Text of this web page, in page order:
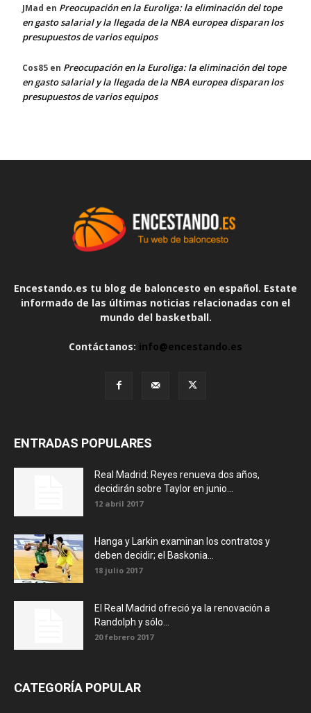
JMad en Preocupación en la Euroliga: la eliminación del tope
en gasto salarial y la llegada de la NBA europea disparan los
presupuestos de varios equipos
Cos85 en Preocupación en la Euroliga: la eliminación del tope
en gasto salarial y la llegada de la NBA europea disparan los
presupuestos de varios equipos
Encestando.es tu blog de baloncesto en español. Estate
informado de las últimas noticias relacionadas con el
mundo del basketball.
Contáctanos: info@encestando.es
ENTRADAS POPULARES
Real Madrid: Reyes renueva dos años,
decidirán sobre Taylor en junio...
12 abril 2017
Hanga y Larkin examinan los contratos y
deben decidir; el Baskonia...
18 julio 2017
El Real Madrid ofreció ya la renovación a
Randolph y sólo...
20 febrero 2017
CATEGORÍA POPULAR